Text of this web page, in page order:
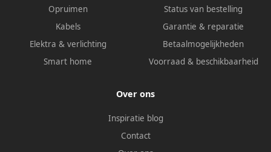
Opruimen
Kabels
Elektra & verlichting
Smart home
Status van bestelling
Garantie & reparatie
Betaalmogelijkheden
Voorraad & beschikbaarheid
Over ons
Inspiratie blog
Contact